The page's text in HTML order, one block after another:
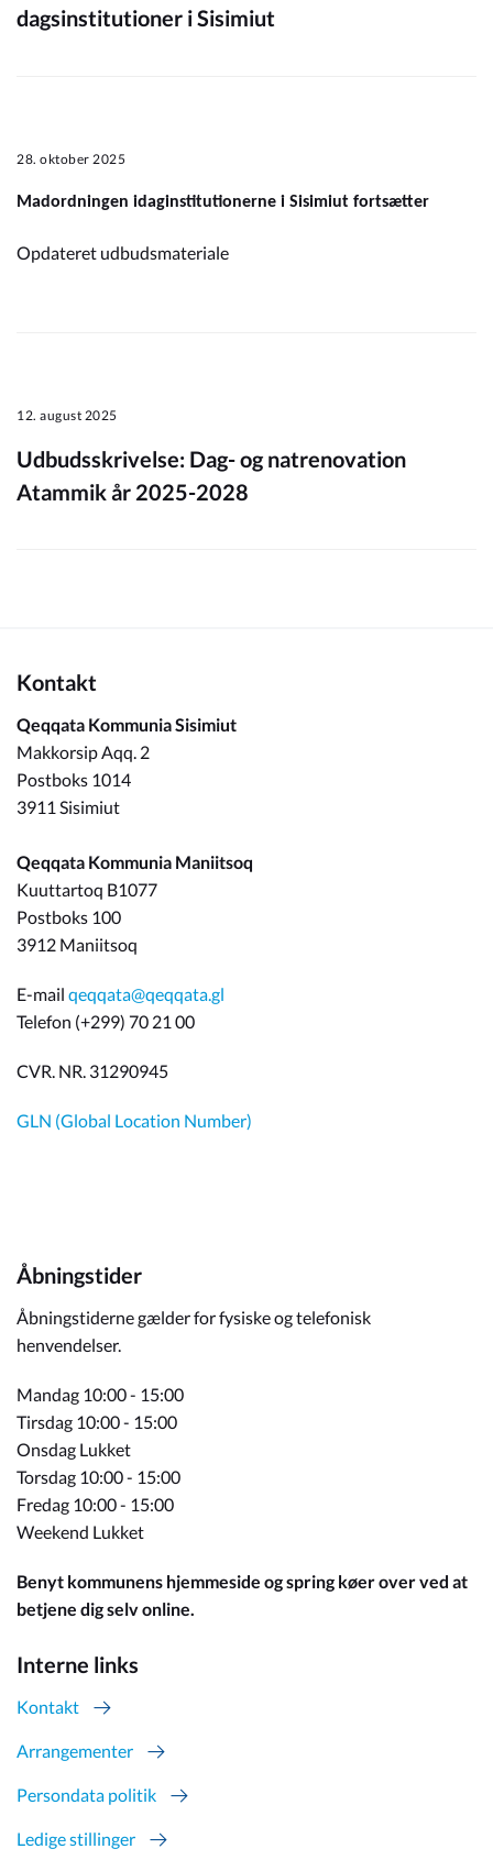
dagsinstitutioner i Sisimiut
28. oktober 2025
Madordningen idaginstitutionerne i Sisimiut fortsætter
Opdateret udbudsmateriale
12. august 2025
Udbudsskrivelse: Dag- og natrenovation
Atammik år 2025-2028
Kontakt
Qeqqata Kommunia Sisimiut
Makkorsip Aqq. 2
Postboks 1014
3911 Sisimiut
Qeqqata Kommunia Maniitsoq
Kuuttartoq B1077
Postboks 100
3912 Maniitsoq
E-mail qeqqata@qeqqata.gl
Telefon (+299) 70 21 00
CVR. NR. 31290945
GLN (Global Location Number)
Åbningstider
Åbningstiderne gælder for fysiske og telefonisk
henvendelser.
Mandag 10:00 - 15:00
Tirsdag 10:00 - 15:00
Onsdag Lukket
Torsdag 10:00 - 15:00
Fredag 10:00 - 15:00
Weekend Lukket
Benyt kommunens hjemmeside og spring køer over ved at
betjene dig selv online.
Interne links
Kontakt
Arrangementer
Persondata politik
Ledige stillinger